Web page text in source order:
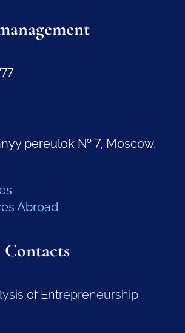
pereulok № 7, Moscow,
Abroad
of Entrepreneurship